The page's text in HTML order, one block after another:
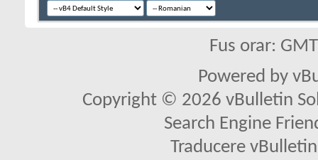
Fus orar:
Powered by
Copyright © 2026 vBulletin
Search Engine
Traducere